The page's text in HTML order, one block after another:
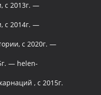
с 2013г. —
с 2014г. —
с 2020г. —
— helen-
, с 2015г.